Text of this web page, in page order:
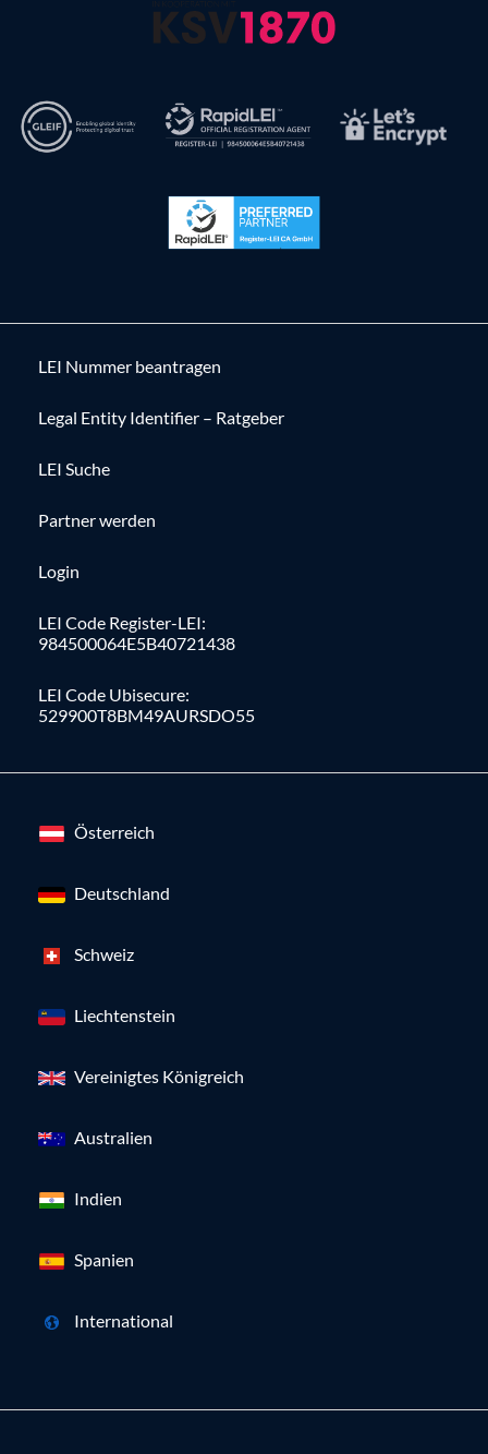
LEI Nummer beantragen
Legal Entity Identifier – Ratgeber
LEI Suche
Partner werden
Login
LEI Code Register-LEI:
984500064E5B40721438
LEI Code Ubisecure:
529900T8BM49AURSDO55
Österreich
Deutschland
Schweiz
Liechtenstein
Vereinigtes Königreich
Australien
Indien
Spanien
International